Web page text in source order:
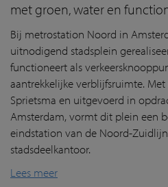
met groen, water en
Bij metrostation Noord in
uitnodigend stadsplein
functioneert als
aantrekkelijke verblijfsruimte.
Sprietsma en uitgevoerd in
Amsterdam, vormt dit plein een
eindstation van de Noord-
stadsdeelkantoor.
Lees meer